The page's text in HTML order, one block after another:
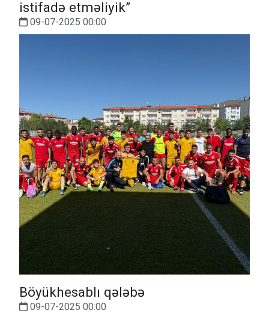
istifadə etməliyik”
09-07-2025 00:00
Böyükhesablı qələbə
09-07-2025 00:00